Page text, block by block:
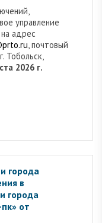
управление
адрес
, почтовый
Тобольск,
2026 г.
города
в
города
от